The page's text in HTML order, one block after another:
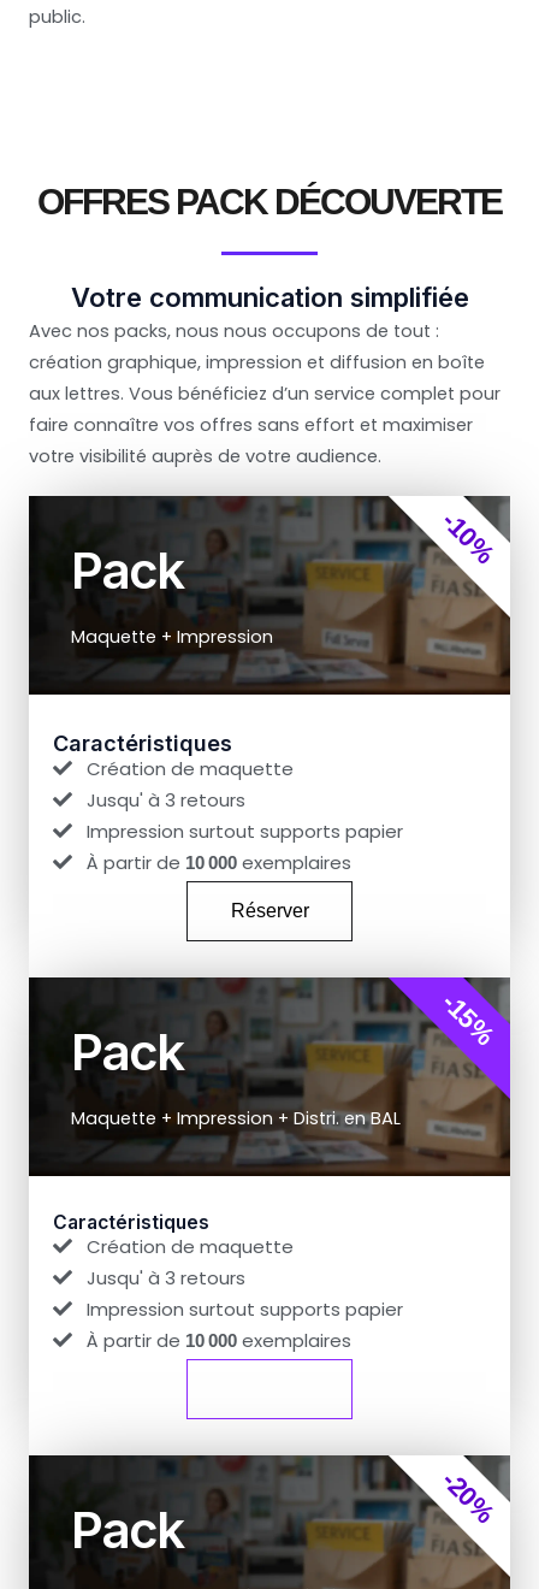
public.
OFFRES PACK DÉCOUVERTE
Votre communication simplifiée
Avec nos packs, nous nous occupons de tout :
création graphique, impression et diffusion en boîte
aux lettres. Vous bénéficiez d’un service complet pour
faire connaître vos offres sans effort et maximiser
votre visibilité auprès de votre audience.
Pack
Maquette + Impression
-10%
Caractéristiques
Création de maquette
Jusqu' à 3 retours
Impression surtout supports papier
À partir de 10 000 exemplaires
Réserver
Pack
Maquette + Impression + Distri. en BAL
-15%
Caractéristiques
Création de maquette
Jusqu' à 3 retours
Impression surtout supports papier
À partir de 10 000 exemplaires
Pack -20%